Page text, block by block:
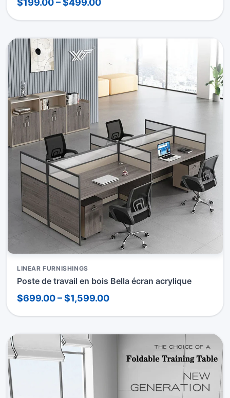
$199.00 – $499.00
LINEAR FURNISHINGS
Poste de travail en bois Bella écran acrylique
$699.00 – $1,599.00